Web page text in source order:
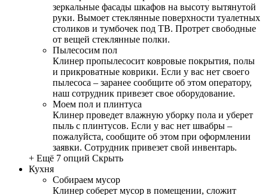
зеркальные фасады шкафов на высоту вытянутой
руки. Вымоет стеклянные поверхности туалетных
столиков и тумбочек под ТВ. Протрет свободные
от вещей стеклянные полки.
Пылесосим пол
Клинер пропылесосит ковровые покрытия, полы
и прикроватные коврики. Если у вас нет своего
пылесоса – заранее сообщите об этом оператору,
наш сотрудник привезет свое оборудование.
Моем пол и плинтуса
Клинер проведет влажную уборку пола и уберет
пыль с плинтусов. Если у вас нет швабры –
пожалуйста, сообщите об этом при оформлении
заявки. Сотрудник привезет свой инвентарь.
+ Ещё 7 опций Скрыть
Кухня
Собираем мусор
Клинер соберет мусор в помещении, сложит